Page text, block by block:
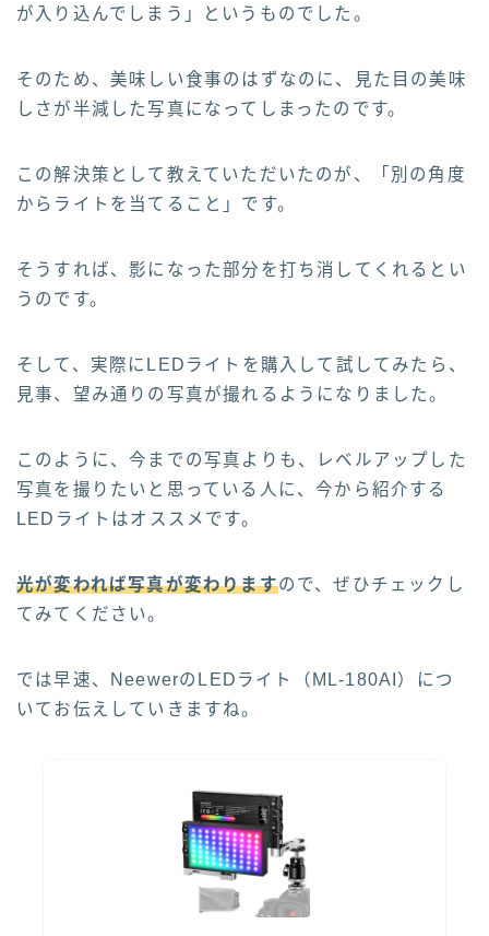
が入り込んでしまう」というものでした。
そのため、美味しい食事のはずなのに、見た目の美味
しさが半減した写真になってしまったのです。
この解決策として教えていただいたのが、「別の角度
からライトを当てること」です。
そうすれば、影になった部分を打ち消してくれるとい
うのです。
そして、実際にLEDライトを購入して試してみたら、
見事、望み通りの写真が撮れるようになりました。
このように、今までの写真よりも、レベルアップした
写真を撮りたいと思っている人に、今から紹介する
LEDライトはオススメです。
光が変われば写真が変わりますので、ぜひチェックし
てみてください。
では早速、NeewerのLEDライト（ML-180AI）につ
いてお伝えしていきますね。